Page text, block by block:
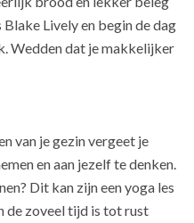
Lively en begin de dag
Wedden dat je makkelijker
van je gezin vergeet je
en aan jezelf te denken.
Dit kan zijn een yoga les
de zoveel tijd is tot rust